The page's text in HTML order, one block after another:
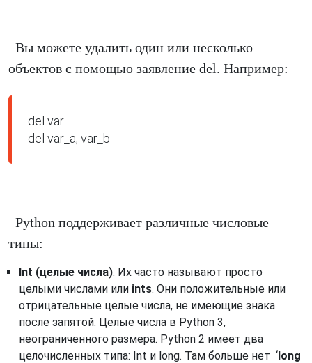
Вы можете удалить один или несколько
объектов с помощью заявление del. Например:
del var
del var_a, var_b
Python поддерживает различные числовые
типы:
Int (целые числа): Их часто называют просто
целыми числами или ints. Они положительные или
отрицательные целые числа, не имеющие знака
после запятой. Целые числа в Python 3,
неограниченного размера. Python 2 имеет два
целочисленных типа: Int и long. Там больше нет ‘long